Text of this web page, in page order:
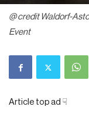
@ credit Waldorf-
Event
Article top ad ☟